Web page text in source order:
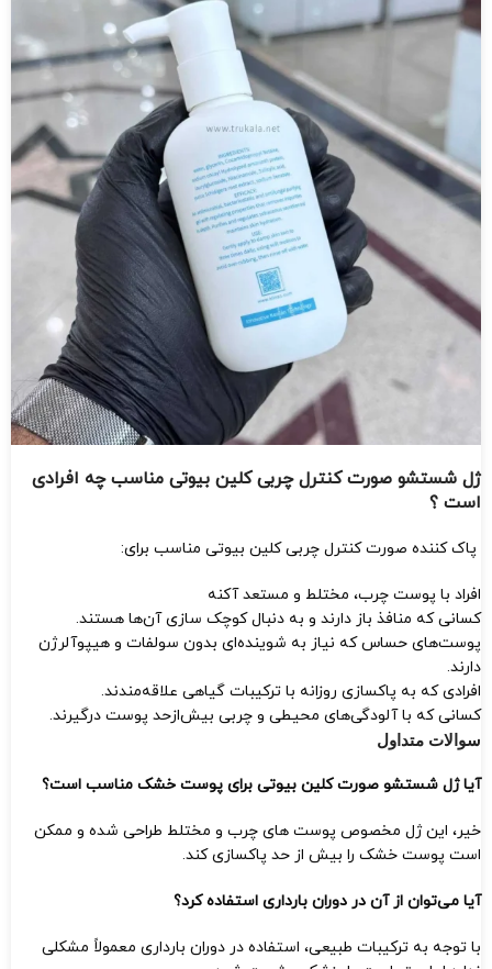
ژل شستشو صورت کنترل چربی کلین بیوتی مناسب چه افرادی
است ؟
پاک کننده صورت کنترل چربی کلین بیوتی مناسب برای:
افراد با پوست چرب، مختلط و مستعد آکنه
کسانی که منافذ باز دارند و به دنبال کوچک‌ سازی آن‌ها هستند.
پوست‌های حساس که نیاز به شوینده‌ای بدون سولفات و هیپوآلرژن
دارند.
افرادی که به پاکسازی روزانه با ترکیبات گیاهی علاقه‌مندند.
کسانی که با آلودگی‌های محیطی و چربی بیش‌ازحد پوست درگیرند.
سوالات متداول
آیا ژل شستشو صورت کلین بیوتی برای پوست خشک مناسب است؟
خیر، این ژل مخصوص پوست‌ های چرب و مختلط طراحی شده و ممکن
است پوست خشک را بیش‌ از حد پاکسازی کند.
آیا می‌توان از آن در دوران بارداری استفاده کرد؟
با توجه به ترکیبات طبیعی، استفاده در دوران بارداری معمولاً مشکلی